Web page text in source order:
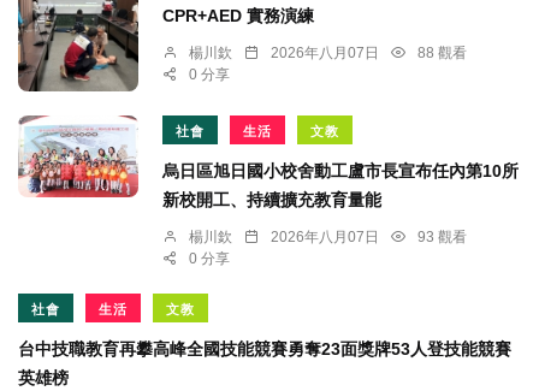
CPR+AED 實務演練
楊川欽 2026年八月07日
88 觀看
0 分享
社會 生活 文教
烏日區旭日國小校舍動工盧市長宣布任內第10所
新校開工、持續擴充教育量能
楊川欽 2026年八月07日
93 觀看
0 分享
社會 生活 文教
台中技職教育再攀高峰全國技能競賽勇奪23面獎牌53人登技能競賽
英雄榜